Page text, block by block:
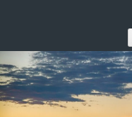
ツ
へ
ス